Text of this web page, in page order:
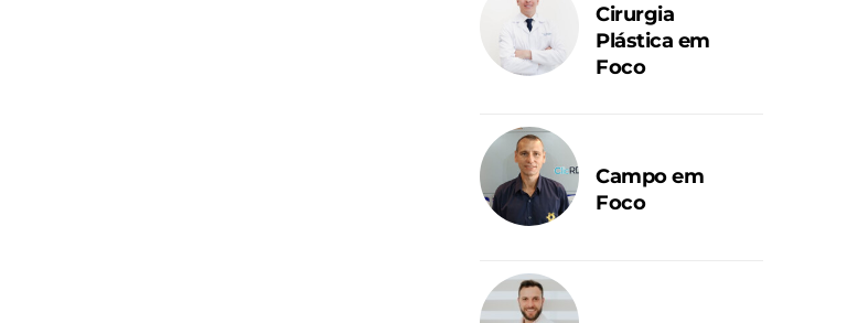
Cirurgia
Plástica em
Foco
Campo em
Foco